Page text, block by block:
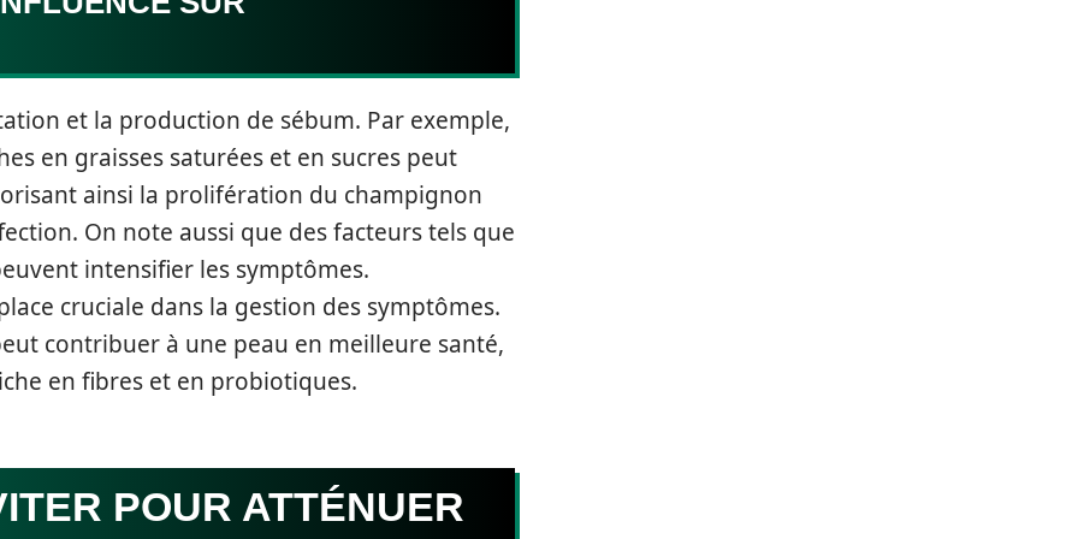
et la production de sébum. Par exemple,
en graisses saturées et en sucres peut
ainsi la prolifération du champignon
On note aussi que des facteurs tels que
intensifier les symptômes.
cruciale dans la gestion des symptômes.
contribuer à une peau en meilleure santé,
en fibres et en probiotiques.
POUR ATTÉNUER